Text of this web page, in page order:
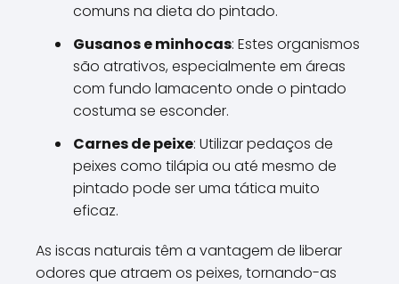
comuns na dieta do pintado.
Gusanos e minhocas: Estes organismos
são atrativos, especialmente em áreas
com fundo lamacento onde o pintado
costuma se esconder.
Carnes de peixe: Utilizar pedaços de
peixes como tilápia ou até mesmo de
pintado pode ser uma tática muito
eficaz.
As iscas naturais têm a vantagem de liberar
odores que atraem os peixes, tornando-as